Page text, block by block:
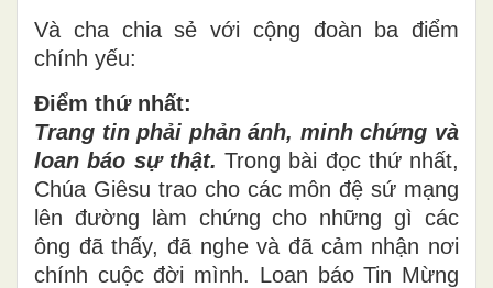
Và cha chia sẻ với cộng đoàn ba điểm
chính yếu:
Điểm thứ nhất:
Trang tin phải phản ánh, minh chứng và
loan báo sự thật. Trong bài đọc thứ nhất,
Chúa Giêsu trao cho các môn đệ sứ mạng
lên đường làm chứng cho những gì các
ông đã thấy, đã nghe và đã cảm nhận nơi
chính cuộc đời mình. Loan báo Tin Mừng